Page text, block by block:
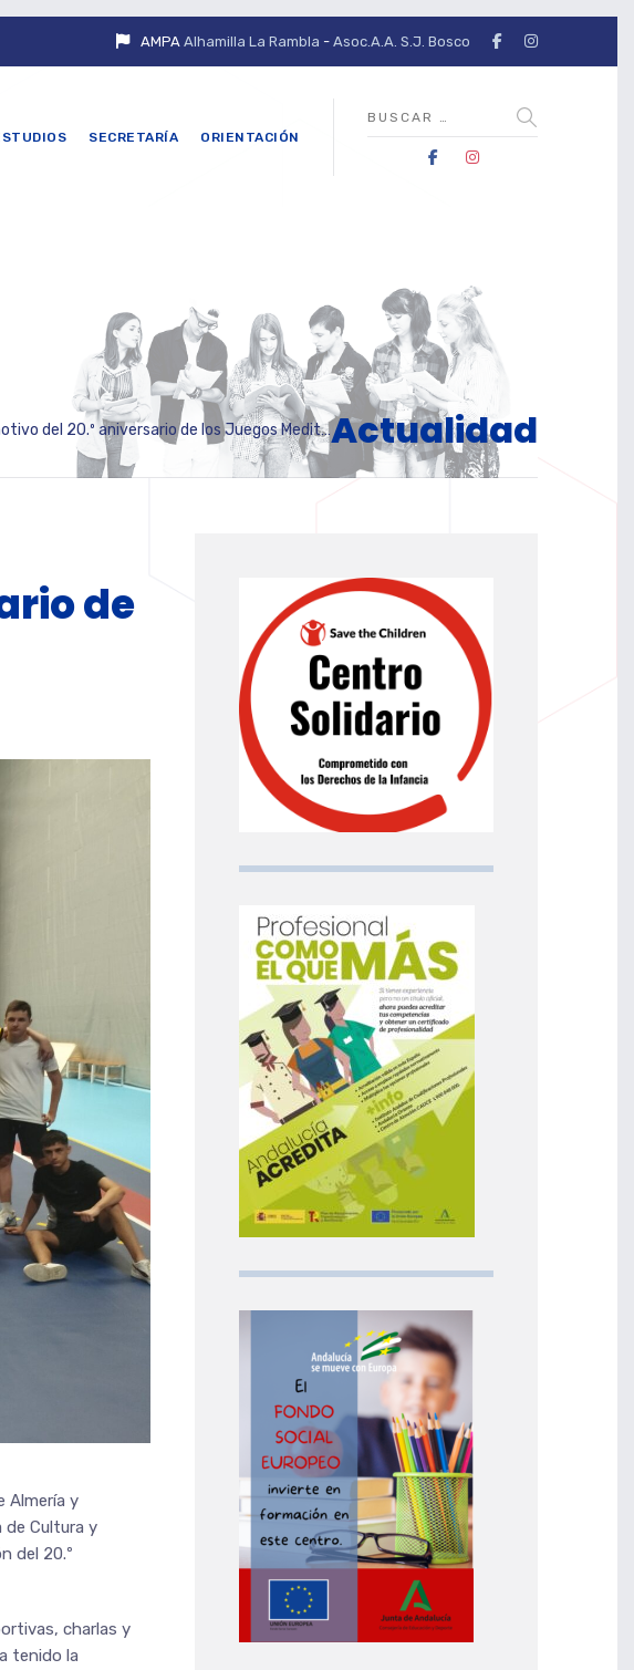
AMPA Alhamilla La Rambla - Asoc.A.A. S.J. Bosco
SECRETARÍA ORIENTACIÓN
Actualidad
20.º aniversario de los Juegos Mediterráneos
de
Almería y
de Cultura y
del 20.º
charlas y
tenido la